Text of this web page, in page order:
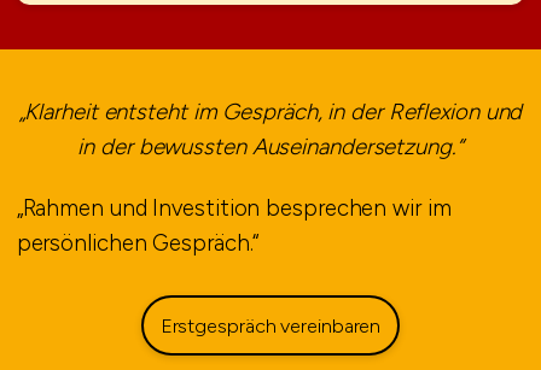
„Klarheit entsteht im Gespräch, in der Reflexion und
in der bewussten Auseinandersetzung.“
„Rahmen und Investition besprechen wir im
persönlichen Gespräch.“
Erstgespräch vereinbaren